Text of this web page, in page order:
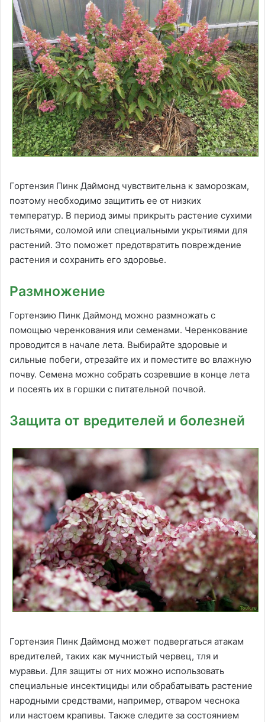
Гортензия Пинк Даймонд чувствительна к заморозкам,
поэтому необходимо защитить ее от низких
температур. В период зимы прикрыть растение сухими
листьями, соломой или специальными укрытиями для
растений. Это поможет предотвратить повреждение
растения и сохранить его здоровье.
Размножение
Гортензию Пинк Даймонд можно размножать с
помощью черенкования или семенами. Черенкование
проводится в начале лета. Выбирайте здоровые и
сильные побеги, отрезайте их и поместите во влажную
почву. Семена можно собрать созревшие в конце лета
и посеять их в горшки с питательной почвой.
Защита от вредителей и болезней
Гортензия Пинк Даймонд может подвергаться атакам
вредителей, таких как мучнистый червец, тля и
муравьи. Для защиты от них можно использовать
специальные инсектициды или обрабатывать растение
народными средствами, например, отваром чеснока
или настоем крапивы. Также следите за состоянием